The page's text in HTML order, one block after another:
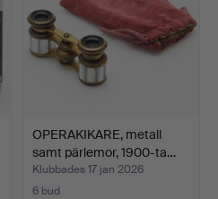
OPERAKIKARE, metall
samt pärlemor, 1900-ta…
Klubbades 17 jan 2026
6 bud